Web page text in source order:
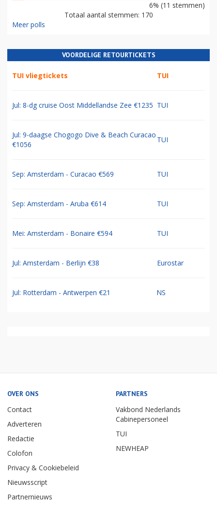
6% (11 stemmen)
Totaal aantal stemmen: 170
Meer polls
VOORDELIGE RETOURTICKETS
TUI vliegtickets TUI
Jul: 8-dg cruise Oost Middellandse Zee €1235 TUI
Jul: 9-daagse Chogogo Dive & Beach Curacao
€1056
TUI
Sep: Amsterdam - Curacao €569 TUI
Sep: Amsterdam - Aruba €614 TUI
Mei: Amsterdam - Bonaire €594 TUI
Jul: Amsterdam - Berlijn €38 Eurostar
Jul: Rotterdam - Antwerpen €21 NS
OVER ONS
Contact
Adverteren
Redactie
Colofon
Privacy & Cookiebeleid
Nieuwsscript
Partnernieuws
PARTNERS
Vakbond Nederlands
Cabinepersoneel
TUI
NEWHEAP